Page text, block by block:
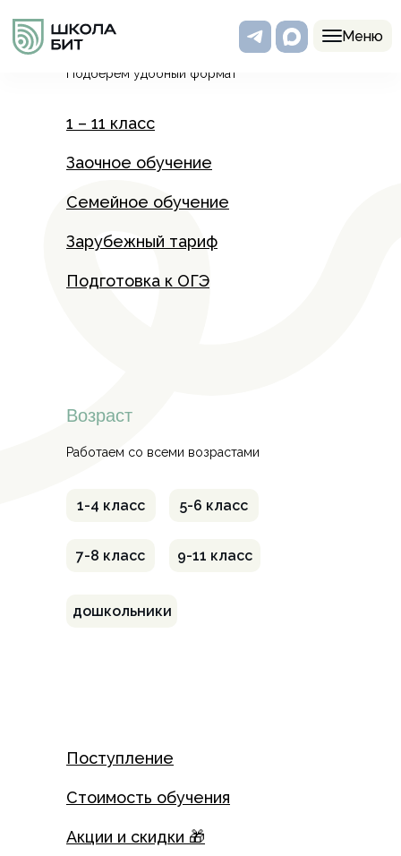
Меню
дошкольники
9-11 класс
7-8 класс
1-4 класс 5-6 класс
Подберем удобный формат
Работаем со всеми возрастами
Программы
Возраст
Поступление
Стоимость обучения
Подготовка к ОГЭ
Акции и скидки 🎁
Семейное обучение
Заочное обучение
1 – 11 класс
Зарубежный тариф